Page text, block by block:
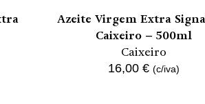
Azeite Virgem Extra
Caixeiro – 500ml
Caixeiro
16,00 € (c/iva)